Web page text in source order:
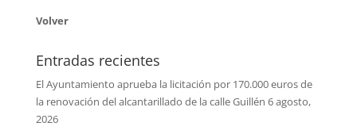
Volver
Entradas recientes
El Ayuntamiento aprueba la licitación por 170.000 euros de
la renovación del alcantarillado de la calle Guillén 6 agosto,
2026